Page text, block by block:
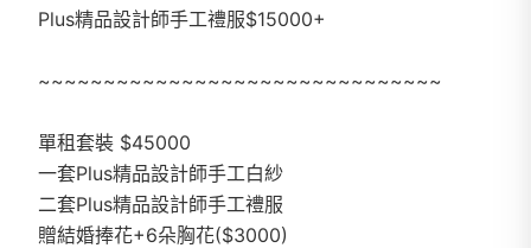
Plus精品設計師手工禮服$15000+
~~~~~~~~~~~~~~~~~~~~~~~~~~~~~~~
單租套裝 $45000
一套Plus精品設計師手工白紗
二套Plus精品設計師手工禮服
贈結婚捧花+6朵胸花($3000)